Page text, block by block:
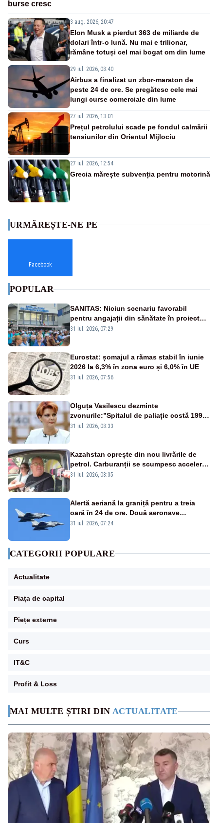
burse cresc
3 aug. 2026, 20:47
Elon Musk a pierdut 363 de miliarde de
dolari într-o lună. Nu mai e trilionar,
rămâne totuși cel mai bogat om din lume
29 iul. 2026, 08:40
Airbus a finalizat un zbor-maraton de
peste 24 de ore. Se pregătesc cele mai
lungi curse comerciale din lume
27 iul. 2026, 13:01
Prețul petrolului scade pe fondul calmării
tensiunilor din Orientul Mijlociu
27 iul. 2026, 12:54
Grecia mărește subvenția pentru motorină
MAI MULTE ȘTIRI DIN ACTUALITATE
URMĂREȘTE-NE PE
Facebook
POPULAR
SANITAS: Niciun scenariu favorabil
pentru angajații din sănătate în proiectul
Legii salarizării
31 iul. 2026, 07:29
Eurostat: șomajul a rămas stabil în iunie
2026 la 6,3% în zona euro și 6,0% în UE
31 iul. 2026, 07:56
Olguța Vasilescu dezminte
zvonurile:”Spitalul de paliație costă 199
de milioane de euro, nu 500 de milioane”
31 iul. 2026, 08:33
Kazahstan oprește din nou livrările de
petrol. Carburanții se scumpesc accelerat,
iar românii plătesc nota de plată
31 iul. 2026, 08:35
Alertă aeriană la graniță pentru a treia
oară în 24 de ore. Două aeronave
Eurofighter britanice au fost ridicate de la
31 iul. 2026, 07:24
CATEGORII POPULARE
Actualitate
Piața de capital
Piețe externe
Curs
IT&C
Profit & Loss